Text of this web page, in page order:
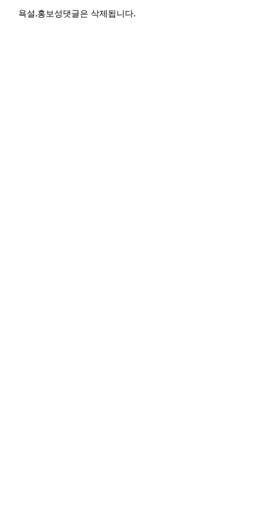
욕설.홍보성댓글은 삭제됩니다.